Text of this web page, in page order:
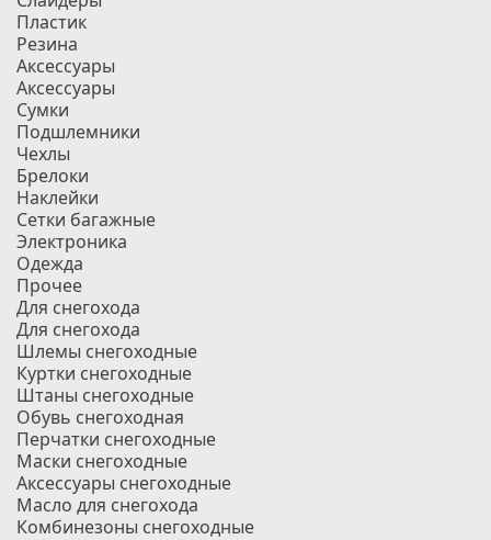
Пластик
Резина
Аксессуары
Аксессуары
Сумки
Подшлемники
Чехлы
Брелоки
Наклейки
Сетки багажные
Электроника
Одежда
Прочее
Для снегохода
Для снегохода
Шлемы снегоходные
Куртки снегоходные
Штаны снегоходные
Обувь снегоходная
Перчатки снегоходные
Маски снегоходные
Аксессуары снегоходные
Масло для снегохода
Комбинезоны снегоходные